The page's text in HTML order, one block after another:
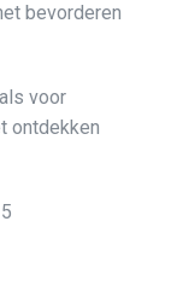
bevorderen
voor
ontdekken